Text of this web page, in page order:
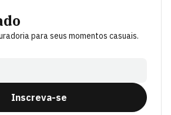
para seus momentos casuais.
Inscreva-se